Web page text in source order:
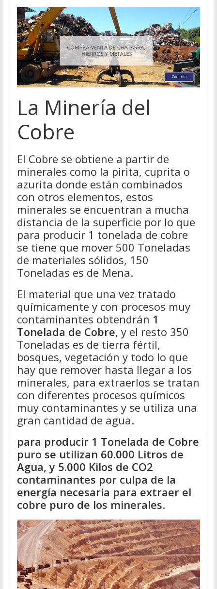
La Minería del
Cobre
El Cobre se obtiene a partir de
minerales como la pirita, cuprita o
azurita donde están combinados
con otros elementos, estos
minerales se encuentran a mucha
distancia de la superficie por lo que
para producir 1 tonelada de cobre
se tiene que mover 500 Toneladas
de materiales sólidos, 150
Toneladas es de Mena.
El material que una vez tratado
químicamente y con procesos muy
contaminantes obtendrán 1
Tonelada de Cobre, y el resto 350
Toneladas es de tierra fértil,
bosques, vegetación y todo lo que
hay que remover hasta llegar a los
minerales, para extraerlos se tratan
con diferentes procesos químicos
muy contaminantes y se utiliza una
gran cantidad de agua.
para producir 1 Tonelada de Cobre
puro se utilizan 60.000 Litros de
Agua, y 5.000 Kilos de CO2
contaminantes por culpa de la
energía necesaria para extraer el
cobre puro de los minerales.